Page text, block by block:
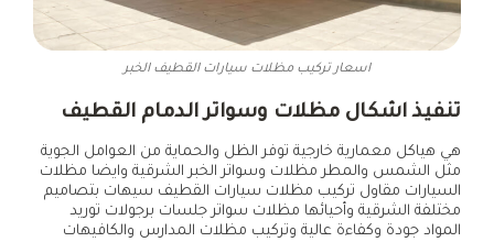
اسعار تركيب مظلات سيارات القطيف الخبر
تنفيذ اشكال مظلات وسواتر الدمام القطيف
هي هياكل معمارية خارجية توفر الظل والحماية من العوامل الجوية
مثل الشمس والمطر مظلات وسواتر الخبر الشرقية وايضا مظلات
السيارات مقاول تركيب مظلات سيارات القطيف سيهات بتصاميم
مختلفة الشرقية وأحيائها مظلات سواتر جلسات برجولات توريد
المواد جودة وكفاءة عالية وتركيب مظلات المدارس والكافيهات